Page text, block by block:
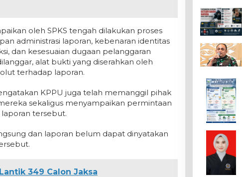
oleh SPKS tengah dilakukan proses
administrasi laporan, kebenaran identitas
dan kesesuaian dugaan pelanggaran
alat bukti yang diserahkan oleh
terhadap laporan.
KPPU juga telah memanggil pihak
sekaligus menyampaikan permintaan
tersebut.
dan laporan belum dapat dinyatakan
349 Calon Jaksa